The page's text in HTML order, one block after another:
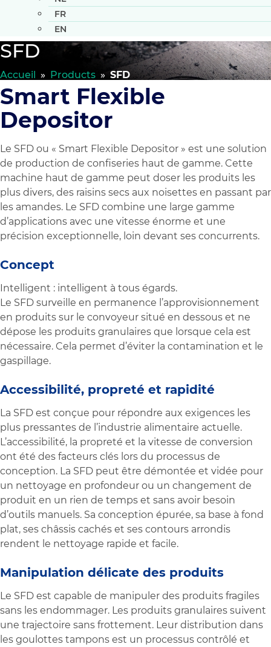
FR
EN
SFD
Accueil » Products » SFD
Smart Flexible
Depositor
Le SFD ou « Smart Flexible Depositor » est une solution
de production de confiseries haut de gamme. Cette
machine haut de gamme peut doser les produits les
plus divers, des raisins secs aux noisettes en passant par
les amandes. Le SFD combine une large gamme
d’applications avec une vitesse énorme et une
précision exceptionnelle, loin devant ses concurrents.
Concept
Intelligent : intelligent à tous égards.
Le SFD surveille en permanence l’approvisionnement
en produits sur le convoyeur situé en dessous et ne
dépose les produits granulaires que lorsque cela est
nécessaire. Cela permet d’éviter la contamination et le
gaspillage.
Accessibilité, propreté et rapidité
La SFD est conçue pour répondre aux exigences les
plus pressantes de l’industrie alimentaire actuelle.
L’accessibilité, la propreté et la vitesse de conversion
ont été des facteurs clés lors du processus de
conception. La SFD peut être démontée et vidée pour
un nettoyage en profondeur ou un changement de
produit en un rien de temps et sans avoir besoin
d’outils manuels. Sa conception épurée, sa base à fond
plat, ses châssis cachés et ses contours arrondis
rendent le nettoyage rapide et facile.
Manipulation délicate des produits
Le SFD est capable de manipuler des produits fragiles
sans les endommager. Les produits granulaires suivent
une trajectoire sans frottement. Leur distribution dans
les goulottes tampons est un processus contrôlé et